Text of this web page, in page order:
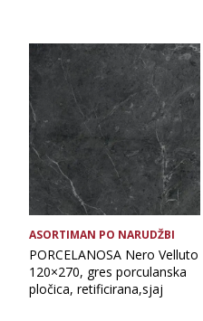
ASORTIMAN PO NARUDŽBI
PORCELANOSA Nero Velluto
120×270, gres porculanska
pločica, retificirana,sjaj